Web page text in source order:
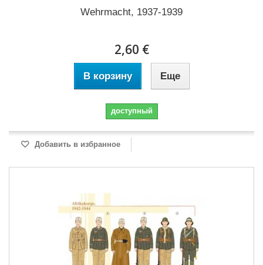
Wehrmacht, 1937-1939
2,60 €
В корзину Еще
доступный
Добавить в избранное